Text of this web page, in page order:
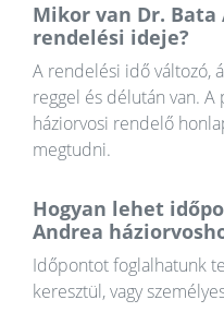
Mikor van Dr.
rendelési ideje?
A rendelési idő változó,
reggel és délután van.
háziorvosi rendelő
megtudni.
Hogyan lehet
Andrea
Időpontot foglalhatunk
keresztül, vagy